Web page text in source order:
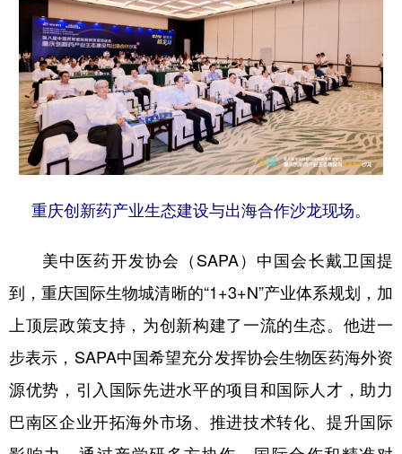
重庆创新药产业生态建设与出海合作沙龙现场。
美中医药开发协会（SAPA）中国会长戴卫国提
到，重庆国际生物城清晰的“1+3+N”产业体系规划，加
上顶层政策支持，为创新构建了一流的生态。他进一
步表示，SAPA中国希望充分发挥协会生物医药海外资
源优势，引入国际先进水平的项目和国际人才，助力
巴南区企业开拓海外市场、推进技术转化、提升国际